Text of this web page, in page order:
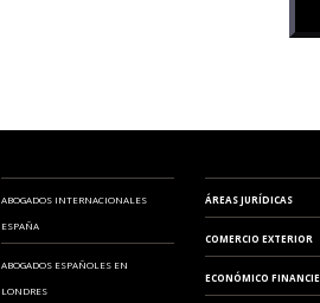
ABOGADOS INTERNACIONALES
ESPAÑA
ABOGADOS ESPAÑOLES EN
LONDRES
ÁREAS JURÍDICAS
COMERCIO EXTERIOR
ECONÓMICO